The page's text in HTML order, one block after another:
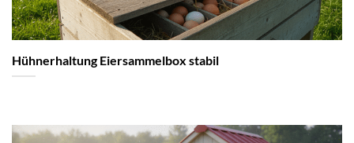
Hühnerhaltung Eiersammelbox stabil